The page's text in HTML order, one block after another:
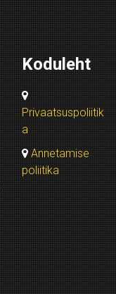
Koduleht
Privaatsuspoliitik
a
Annetamise
poliitika